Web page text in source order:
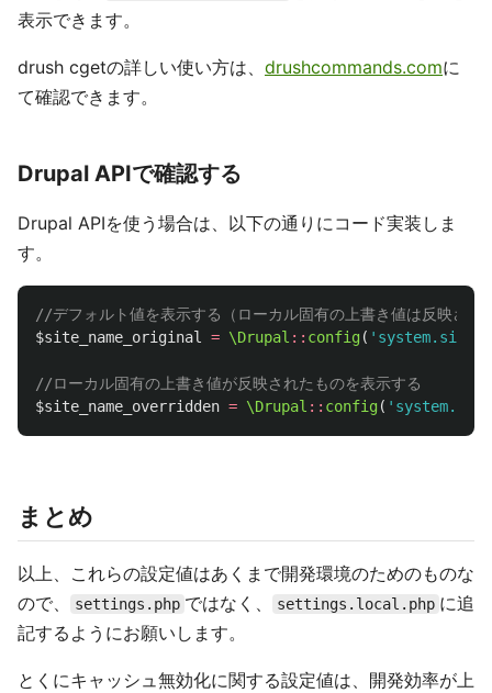
表示できます。
drush cgetの詳しい使い方は、 drushcommands.comに
て確認できます。
Drupal APIで確認する
Drupal APIを使う場合は、以下の通りにコード実装しま
す。
//デフォルト値を表示する（ローカル固有の上書き値は反映され
$site_name_original = \Drupal :: config( 'system.site'
//ローカル固有の上書き値が反映されたものを表示する
$site_name_overridden = \Drupal :: config(
まとめ
以上、これらの設定値はあくまで開発環境のためのものな
ので、
settings.php ではなく、 settings.local.php に追
記するようにお願いします。
とくにキャッシュ無効化に関する設定値は、開発効率が上